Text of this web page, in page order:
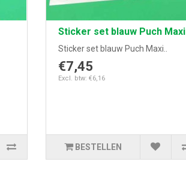
Sticker set blauw Puch Maxi
Sticker set blauw Puch Maxi..
€7,45
Excl. btw: €6,16
BESTELLEN